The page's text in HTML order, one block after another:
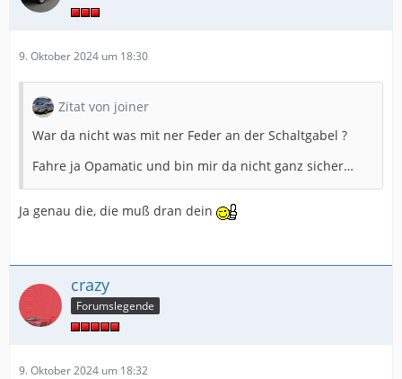
9. Oktober 2024 um 18:30
Zitat von joiner
War da nicht was mit ner Feder an der Schaltgabel ?
Fahre ja Opamatic und bin mir da nicht ganz sicher…
Ja genau die, die muß dran dein
crazy
Forumslegende
9. Oktober 2024 um 18:32